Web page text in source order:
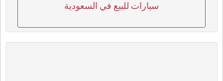
سيارات للبيع في السعودية